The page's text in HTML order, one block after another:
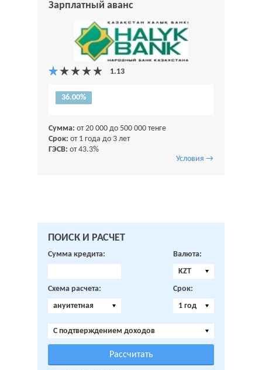
Зарплатный аванс
36.00%
Сумма: от 20 000 до 500 000 тенге
Срок: от 1 года до 3 лет
ГЭСВ: от 43.3%
Условия →
ПОИСК И РАСЧЕТ
Сумма кредита:
Валюта:
KZT
Схема расчета:
ануитетная
Срок:
1 год
C подтверждением доходов